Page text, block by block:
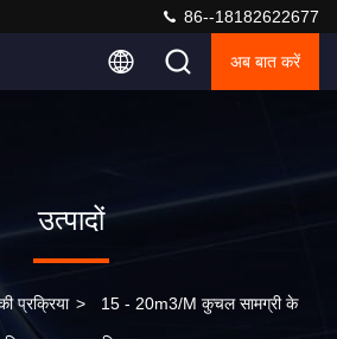
86--18182622677
अब बात करें
उत्पादों
प्रक्रिया > 15 - 20m3/M कुचल सामग्री के